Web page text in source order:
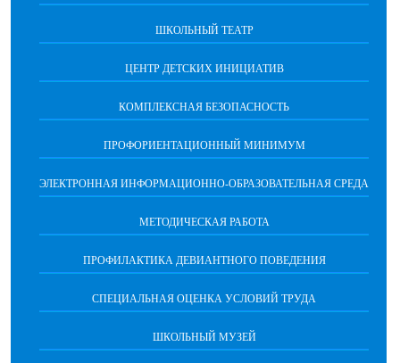
ШКОЛЬНЫЙ ТЕАТР
ЦЕНТР ДЕТСКИХ ИНИЦИАТИВ
КОМПЛЕКСНАЯ БЕЗОПАСНОСТЬ
ПРОФОРИЕНТАЦИОННЫЙ МИНИМУМ
ЭЛЕКТРОННАЯ ИНФОРМАЦИОННО-ОБРАЗОВАТЕЛЬНАЯ СРЕДА
МЕТОДИЧЕСКАЯ РАБОТА
ПРОФИЛАКТИКА ДЕВИАНТНОГО ПОВЕДЕНИЯ
СПЕЦИАЛЬНАЯ ОЦЕНКА УСЛОВИЙ ТРУДА
ШКОЛЬНЫЙ МУЗЕЙ